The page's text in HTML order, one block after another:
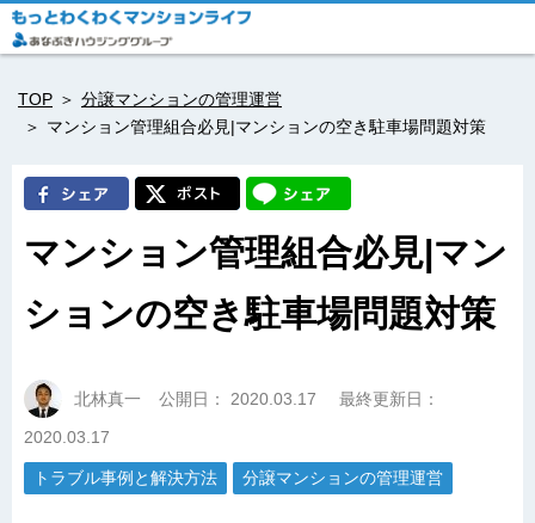
TOP
分譲マンションの管理運営
マンション管理組合必見|マンションの空き駐車場問題対策
マンション管理組合必見|マン
ションの空き駐車場問題対策
北林真一 公開日： 2020.03.17
最終更新日：
2020.03.17
トラブル事例と解決方法 分譲マンションの管理運営